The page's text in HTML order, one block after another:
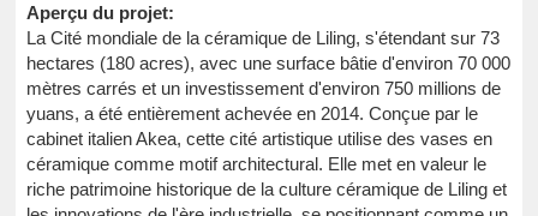
Aperçu du projet:
La Cité mondiale de la céramique de Liling, s'étendant sur 73
hectares (180 acres), avec une surface bâtie d'environ 70 000
mètres carrés et un investissement d'environ 750 millions de
yuans, a été entièrement achevée en 2014. Conçue par le
cabinet italien Akea, cette cité artistique utilise des vases en
céramique comme motif architectural. Elle met en valeur le
riche patrimoine historique de la culture céramique de Liling et